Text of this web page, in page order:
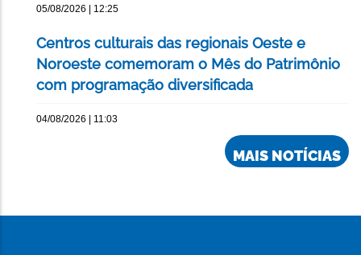
05/08/2026 | 12:25
Centros culturais das regionais Oeste e
Noroeste comemoram o Mês do Patrimônio
com programação diversificada
04/08/2026 | 11:03
MAIS NOTÍCIAS